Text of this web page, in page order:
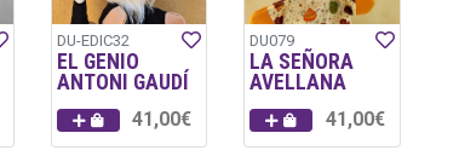
DU-EDIC32
EL GENIO
ANTONI GAUDÍ
41,00€
DU079
LA SEÑORA
AVELLANA
41,00€